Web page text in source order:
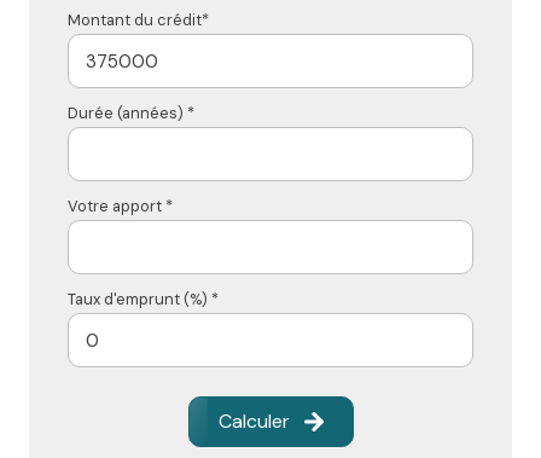
Montant du crédit*
Durée (années) *
Votre apport *
Taux d'emprunt (%) *
Calculer